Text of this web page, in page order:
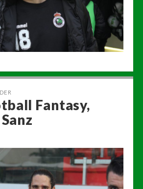
Fantasy,